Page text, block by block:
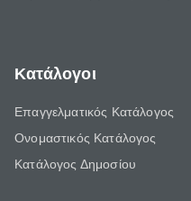
Κατάλογοι
Επαγγελματικός Κατάλογος
Ονομαστικός Κατάλογος
Κατάλογος Δημοσίου